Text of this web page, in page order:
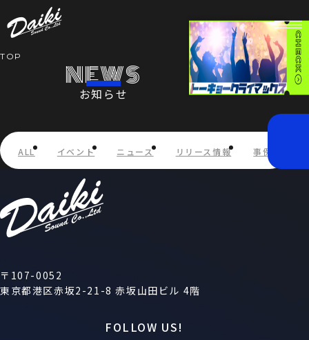
NEWS
SERVICE
COMPANY
STORE
TOP
NEWS
お知らせ
ALL イベント ニュース リリース情報 事例紹介
〒107-0052
東京都港区赤坂2-21-8 赤坂山田ビル 4階
FOLLOW US!